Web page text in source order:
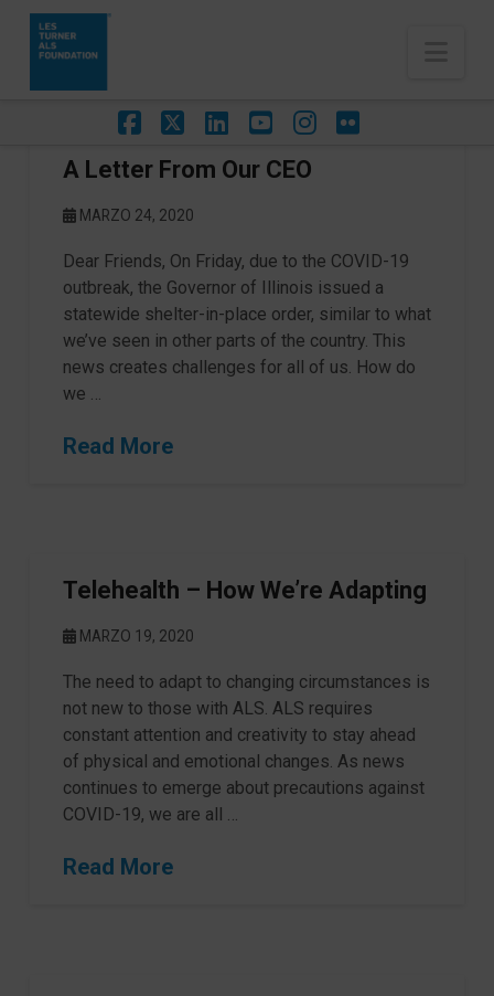
A Letter From Our CEO
MARZO 24, 2020
Dear Friends, On Friday, due to the COVID-19
outbreak, the Governor of Illinois issued a
statewide shelter-in-place order, similar to what
we’ve seen in other parts of the country. This
news creates challenges for all of us. How do
we …
Read More
Telehealth – How We’re Adapting
MARZO 19, 2020
The need to adapt to changing circumstances is
not new to those with ALS. ALS requires
constant attention and creativity to stay ahead
of physical and emotional changes. As news
continues to emerge about precautions against
COVID-19, we are all …
Read More